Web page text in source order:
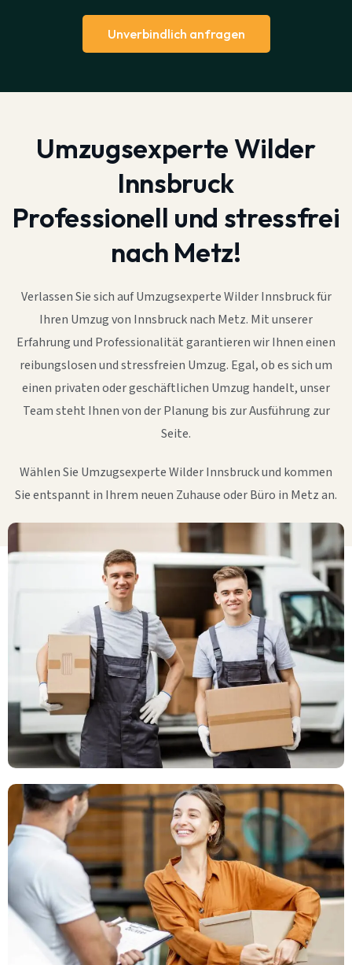
Unverbindlich anfragen
Umzugsexperte Wilder
Innsbruck
Professionell und stressfrei
nach Metz!
Verlassen Sie sich auf Umzugsexperte Wilder Innsbruck für
Ihren Umzug von Innsbruck nach Metz. Mit unserer
Erfahrung und Professionalität garantieren wir Ihnen einen
reibungslosen und stressfreien Umzug. Egal, ob es sich um
einen privaten oder geschäftlichen Umzug handelt, unser
Team steht Ihnen von der Planung bis zur Ausführung zur
Seite.
Wählen Sie Umzugsexperte Wilder Innsbruck und kommen
Sie entspannt in Ihrem neuen Zuhause oder Büro in Metz an.